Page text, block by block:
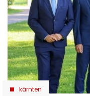
kärnten